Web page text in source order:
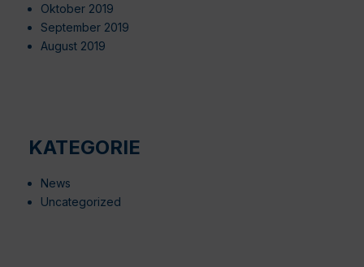
Oktober 2019
September 2019
August 2019
KATEGORIE
News
Uncategorized